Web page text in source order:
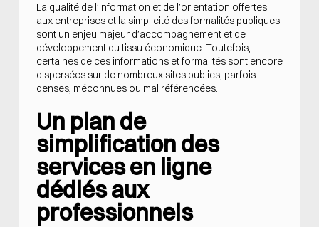
La qualité de l’information et de l’orientation offertes
aux entreprises et la simplicité des formalités publiques
sont un enjeu majeur d’accompagnement et de
développement du tissu économique. Toutefois,
certaines de ces informations et formalités sont encore
dispersées sur de nombreux sites publics, parfois
denses, méconnues ou mal référencées.
Un plan de
simplification des
services en ligne
dédiés aux
professionnels